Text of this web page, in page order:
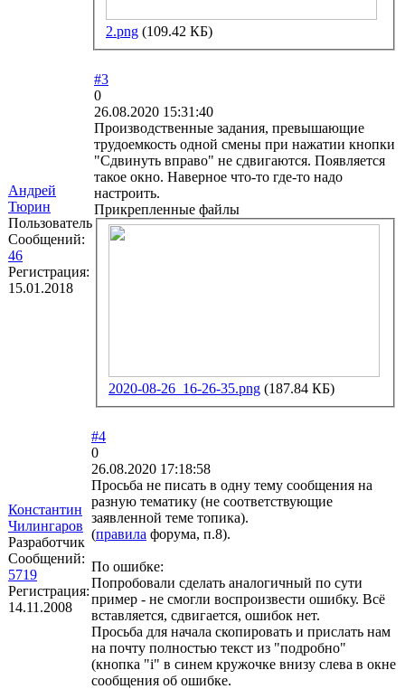
2.png (109.42 КБ)
Андрей
Тюрин
Пользователь
Сообщений:
46
Регистрация:
15.01.2018
#3
0
26.08.2020 15:31:40
Производственные задания, превышающие
трудоемкость одной смены при нажатии кнопки
"Сдвинуть вправо" не сдвигаются. Появляется
такое окно. Наверное что-то где-то надо
настроить.
Прикрепленные файлы
2020-08-26_16-26-35.png (187.84 КБ)
Константин
Чилингаров
Разработчик
Сообщений:
5719
Регистрация:
14.11.2008
#4
0
26.08.2020 17:18:58
Просьба не писать в одну тему сообщения на
разную тематику (не соответствующие
заявленной теме топика).
(правила форума, п.8).
По ошибке:
Попробовали сделать аналогичный по сути
пример - не смогли воспроизвести ошибку. Всё
вставляется, сдвигается, ошибок нет.
Просьба для начала скопировать и прислать нам
на почту полностью текст из "подробно"
(кнопка "i" в синем кружочке внизу слева в окне
сообщения об ошибке.